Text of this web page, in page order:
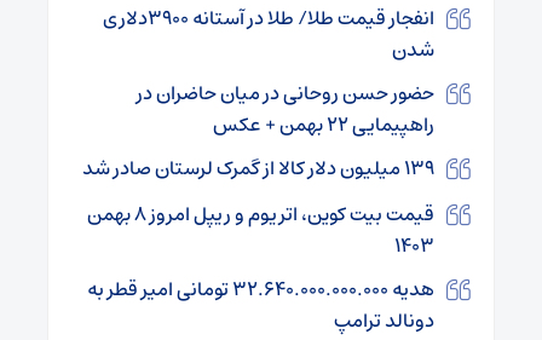
انفجار قیمت طلا/ طلا در آستانه ۳۹۰۰دلاری
شدن
حضور حسن روحانی در میان حاضران در
راهپیمایی ۲۲ بهمن + عکس
۱۳۹ میلیون دلار کالا از گمرک لرستان صادر شد
قیمت بیت کوین، اتریوم و ریپل امروز ۸ بهمن
۱۴۰۳
هدیه ۳۲.۶۴۰.۰۰۰.۰۰۰.۰۰۰ تومانی امیر قطر به
دونالد ترامپ